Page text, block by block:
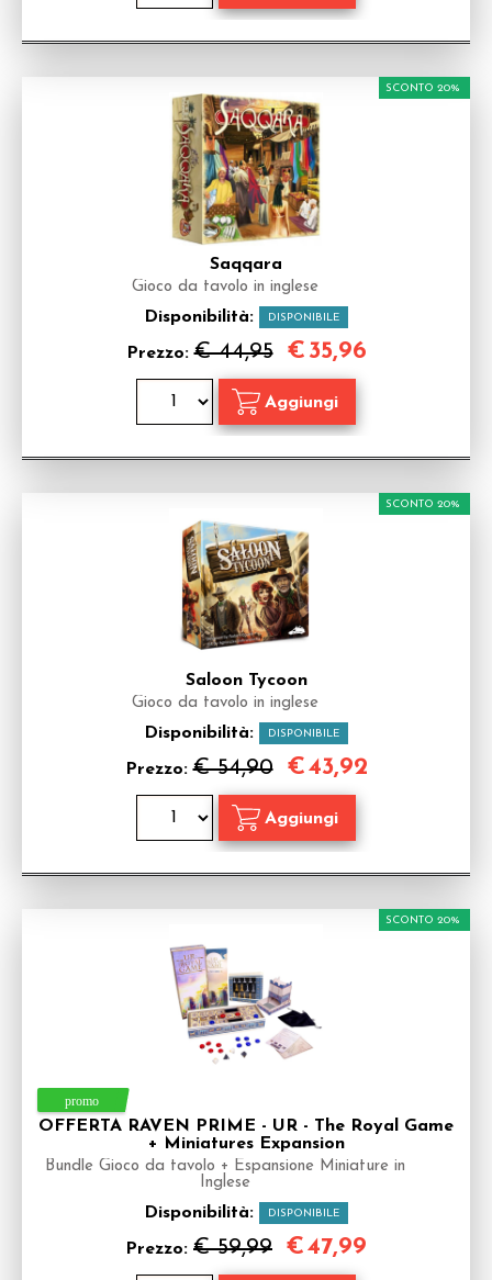
Saqqara
Gioco da tavolo in inglese
Disponibilità: DISPONIBILE
Prezzo:€ 44,95
SCONTO 20%
€ 35,96
Saloon Tycoon
Gioco da tavolo in inglese
Disponibilità: DISPONIBILE
Prezzo:€ 54,90
SCONTO 20%
€43,92
OFFERTA RAVEN PRIME - UR - The Royal Game
+ Miniatures Expansion
Bundle Gioco da tavolo + Espansione Miniature in
Inglese
Disponibilità: DISPONIBILE
Prezzo: € 59,99
SCONTO 20%
€47,99